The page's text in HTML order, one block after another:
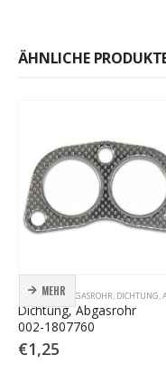
ÄHNLICHE
DICHTUNG, ABGASROHR
MEHR
DICHTUNG, ABGASROHR, DICHTUNG,
Dichtung, Abgasrohr
002-1807760
€1,25